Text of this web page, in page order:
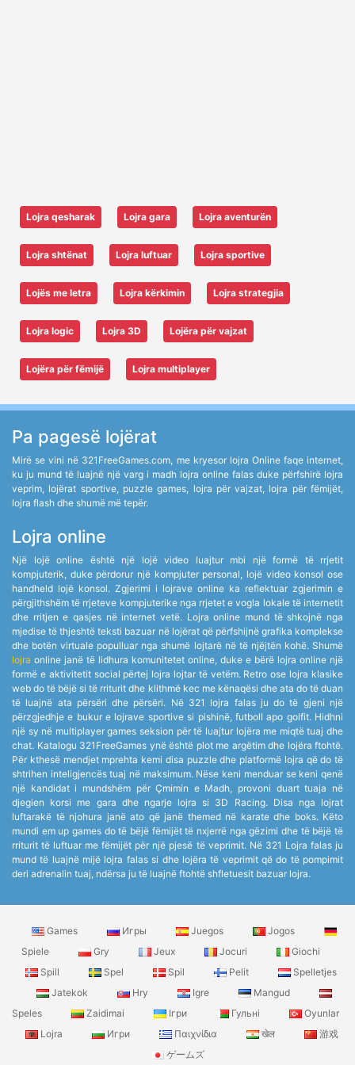
Lojra qesharak Lojra gara Lojra aventurën
Lojra shtënat Lojra luftuar Lojra sportive
Lojës me letra Lojra kërkimin Lojra strategjia
Lojra logic Lojra 3D Lojëra për vajzat
Lojëra për fëmijë Lojra multiplayer
Pa pagesë lojërat
Mirë se vini në 321FreeGames.com, me kryesor lojra Online faqe internet,
ku ju mund të luajnë një varg i madh lojra online falas duke përfshirë lojra
veprim, lojërat sportive, puzzle games, lojra për vajzat, lojra për fëmijët,
lojra flash dhe shumë më tepër.
Lojra online
Një lojë online është një lojë video luajtur mbi një formë të rrjetit
kompjuterik, duke përdorur një kompjuter personal, lojë video konsol ose
handheld lojë konsol. Zgjerimi i lojrave online ka reflektuar zgjerimin e
përgjithshëm të rrjeteve kompjuterike nga rrjetet e vogla lokale të internetit
dhe rritjen e qasjes në internet vetë. Lojra online mund të shkojnë nga
mjedise të thjeshtë teksti bazuar në lojërat që përfshijnë grafika komplekse
dhe botën virtuale populluar nga shumë lojtarë në të njëjtën kohë. Shumë
lojra online janë të lidhura komunitetet online, duke e bërë lojra online një
formë e aktivitetit social përtej lojra lojtar të vetëm. Retro ose lojra klasike
web do të bëjë si të rriturit dhe klithmë kec me kënaqësi dhe ata do të duan
të luajnë ata përsëri dhe përsëri. Në 321 lojra falas ju do të gjeni një
përzgjedhje e bukur e lojrave sportive si pishinë, futboll apo golfit. Hidhni
një sy në multiplayer games seksion për të luajtur lojëra me miqtë tuaj dhe
chat. Katalogu 321FreeGames ynë është plot me argëtim dhe lojëra ftohtë.
Për kthesë mendjet mprehta kemi disa puzzle dhe platformë lojra që do të
shtrihen inteligjencës tuaj në maksimum. Nëse keni menduar se keni qenë
një kandidat i mundshëm për Çmimin e Madh, provoni duart tuaja në
djegien korsi me gara dhe ngarje lojra si 3D Racing. Disa nga lojrat
luftarakë të njohura janë ato që janë themed në karate dhe boks. Këto
mundi em up games do të bëjë fëmijët të nxjerrë nga gëzimi dhe të bëjë të
rriturit të luftuar me fëmijët për një pjesë të veprimit. Në 321 Lojra falas ju
mund të luajnë mijë lojra falas si dhe lojëra të veprimit që do të pompimit
deri adrenalin tuaj, ndërsa ju të luajnë ftohtë shfletuesit bazuar lojra.
Games Игры Juegos
Jogos
Spiele
Gry Jeux Jocuri
Giochi
Spill
Spel Spil Pelit
Spelletjes
Jatekok
Hry Igre
Mangud
Speles
Zaidimai Ігри Гульні
Oyunlar
Lojra
Игри Παιχνίδια खेल
游戏
ゲームズ